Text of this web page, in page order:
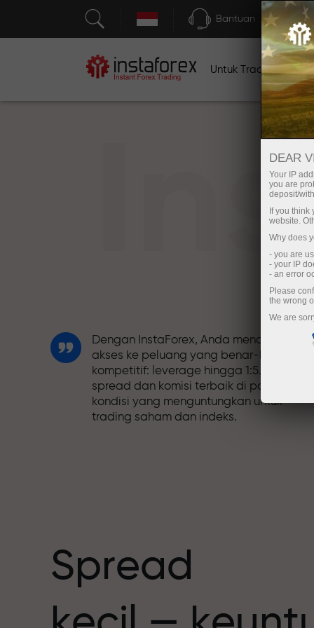
Bantuan
Untuk Traders
Dengan InstaForex, Anda mendapatkan
akses ke peluang yang benar-benar
kompetitif: leverage hingga 1:5.000,
spread dan komisi terbaik di pasar, dan
kondisi yang menguntungkan untuk
trading saham dan indeks.
nilai yang sama. Aleš Loprais
menghadirkan unsur-unsur kecepatan
Spread
DEAR
Your IP
you are
deposit/
If you
website.
Why does
- you are
- your IP
- an error
Please
the wrong
We are